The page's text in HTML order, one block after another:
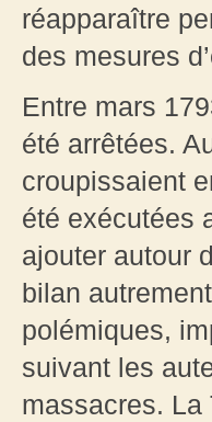
réapparaître
des mesures
Entre mars
été arrêtées.
croupissaient
été exécutées
ajouter autour
bilan
polémiques,
suivant les
massacres. La